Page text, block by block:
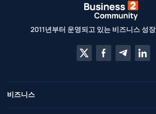
2011년부터 운영되고 있는 비즈니스 성
비즈니스